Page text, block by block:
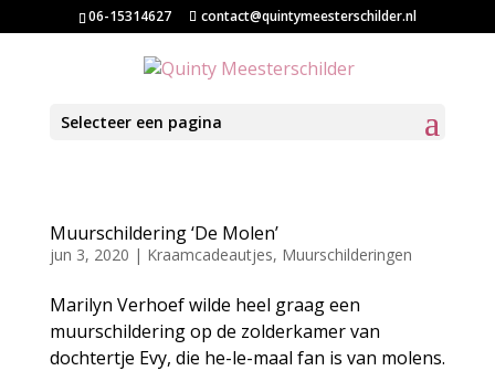
06-15314627 contact@quintymeesterschilder.nl
Selecteer een pagina
Muurschildering ‘De Molen’
jun 3, 2020 | Kraamcadeautjes, Muurschilderingen
Marilyn Verhoef wilde heel graag een
muurschildering op de zolderkamer van
dochtertje Evy, die he-le-maal fan is van molens.